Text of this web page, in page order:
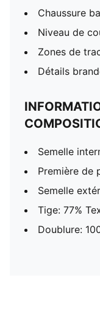
Chaussure
Niveau de
Zones de
Détails
Semelle
Première de
Semelle
Tige: 77%
Doublure: